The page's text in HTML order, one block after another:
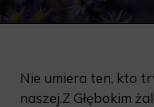
Nie umiera ten, kto
naszej.Z Głębokim